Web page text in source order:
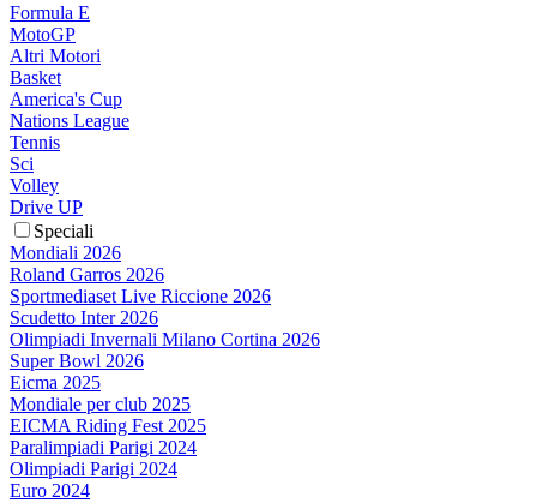
Formula E
MotoGP
Altri Motori
Basket
America's Cup
Nations League
Tennis
Sci
Volley
Drive UP
Speciali
Mondiali 2026
Roland Garros 2026
Sportmediaset Live Riccione 2026
Scudetto Inter 2026
Olimpiadi Invernali Milano Cortina 2026
Super Bowl 2026
Eicma 2025
Mondiale per club 2025
EICMA Riding Fest 2025
Paralimpiadi Parigi 2024
Olimpiadi Parigi 2024
Euro 2024